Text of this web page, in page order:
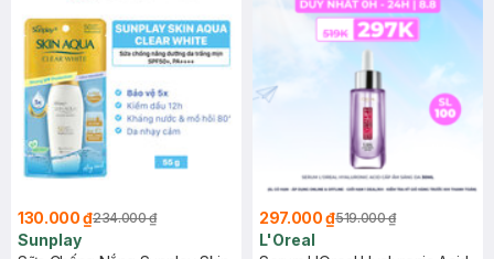
130.000 ₫234.000 ₫
Sunplay
297.000 ₫519.000 ₫
L'Oreal